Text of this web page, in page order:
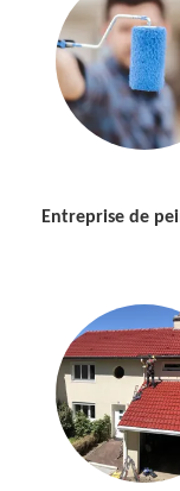
Entreprise de